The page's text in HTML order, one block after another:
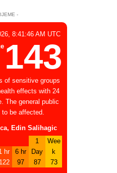
-
8:41:46 AM UTC
143
of sensitive groups
effects with 24
The general public
be affected.
Edin Salihagic
hr
122
6 hr
97
1
Day
87
Wee
k
73